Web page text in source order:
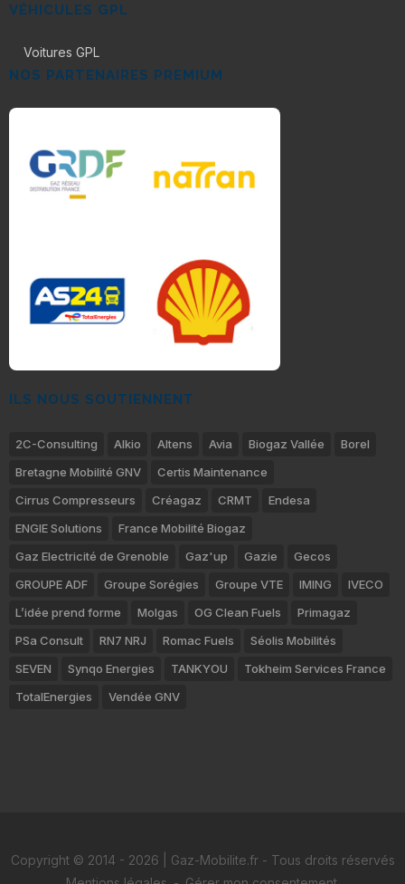
VÉHICULES GPL
Voitures GPL
NOS PARTENAIRES PREMIUM
ILS NOUS SOUTIENNENT
2C-Consulting Alkio Altens Avia Biogaz Vallée
Borel
Bretagne Mobilité GNV
Certis Maintenance
Cirrus Compresseurs
Créagaz CRMT
Endesa
ENGIE Solutions
France Mobilité Biogaz
Gaz Electricité de Grenoble
Gaz'up Gazie
Gecos
GROUPE ADF
Groupe Sorégies Groupe VTE IMING
IVECO
L’idée prend forme
Molgas OG Clean Fuels
Primagaz
PSa Consult
RN7 NRJ Romac Fuels
Séolis Mobilités
SEVEN
Synqo Energies TANKYOU
Tokheim Services France
TotalEnergies
Vendée GNV
Copyright © 2014 - 2026 | Gaz-Mobilite.fr - Tous droits réservés